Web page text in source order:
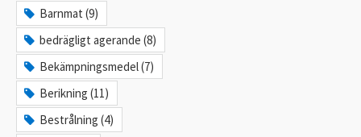
Barnmat (9)
bedrägligt agerande (8)
Bekämpningsmedel (7)
Berikning (11)
Bestrålning (4)